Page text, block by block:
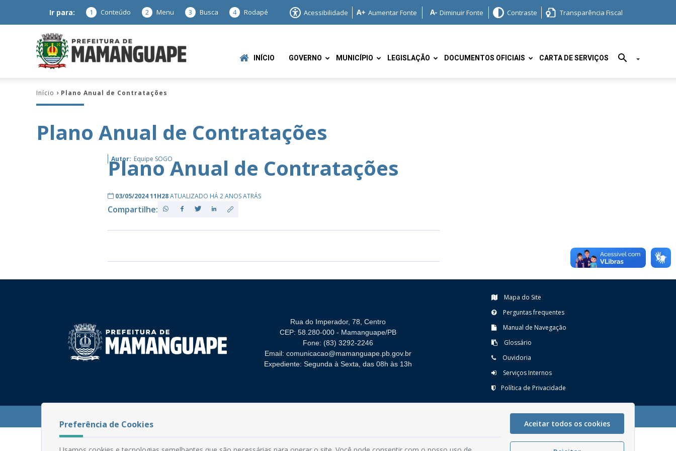
Ir para: 1 Conteúdo 2 Menu 3 Busca 4 Rodapé Acessibilidade Aumentar Fonte Diminuir Fonte Contraste Transparência Fiscal
PB
INÍCIO GOVERNO MUNICÍPIO LEGISLAÇÃO DOCUMENTOS OFICIAIS CARTA DE SERVIÇOS
Início Plano Anual de Contratações
Plano Anual de Contratações
Autor: Equipe SOGO
Plano Anual de Contratações
03/05/2024 11H28ATUALIZADO HÁ 2 ANOS ATRÁS
Compartilhe:
Rua do Imperador, 78, Centro
CEP: 58.280-000 - Mamanguape/PB
Fone: (83) 3292-2246
Email: comunicacao@mamanguape.pb.gov.br
Expediente: Segunda à Sexta, das 08h às 13h
Mapa do Site
Perguntas frequentes
Manual de Navegação
Glossário
Ouvidoria
Serviços Internos
Política de Privacidade
Preferência de Cookies Aceitar todos os cookies